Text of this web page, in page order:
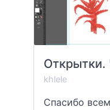
khlele
Спасибо